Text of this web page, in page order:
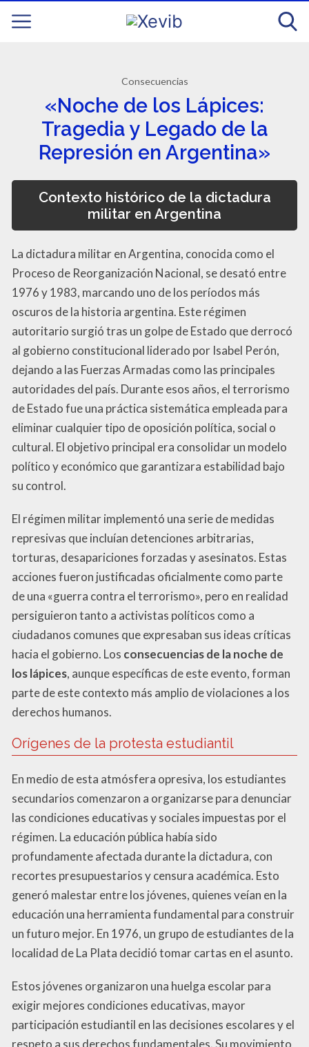
Consecuencias
«Noche de los Lápices:
Tragedia y Legado de la
Represión en Argentina»
Contexto histórico de la dictadura
militar en Argentina
La dictadura militar en Argentina, conocida como el
Proceso de Reorganización Nacional, se desató entre
1976 y 1983, marcando uno de los períodos más
oscuros de la historia argentina. Este régimen
autoritario surgió tras un golpe de Estado que derrocó
al gobierno constitucional liderado por Isabel Perón,
dejando a las Fuerzas Armadas como las principales
autoridades del país. Durante esos años, el terrorismo
de Estado fue una práctica sistemática empleada para
eliminar cualquier tipo de oposición política, social o
cultural. El objetivo principal era consolidar un modelo
político y económico que garantizara estabilidad bajo
su control.
El régimen militar implementó una serie de medidas
represivas que incluían detenciones arbitrarias,
torturas, desapariciones forzadas y asesinatos. Estas
acciones fueron justificadas oficialmente como parte
de una «guerra contra el terrorismo», pero en realidad
persiguieron tanto a activistas políticos como a
ciudadanos comunes que expresaban sus ideas críticas
hacia el gobierno. Los consecuencias de la noche de
los lápices, aunque específicas de este evento, forman
parte de este contexto más amplio de violaciones a los
derechos humanos.
Orígenes de la protesta estudiantil
En medio de esta atmósfera opresiva, los estudiantes
secundarios comenzaron a organizarse para denunciar
las condiciones educativas y sociales impuestas por el
régimen. La educación pública había sido
profundamente afectada durante la dictadura, con
recortes presupuestarios y censura académica. Esto
generó malestar entre los jóvenes, quienes veían en la
educación una herramienta fundamental para construir
un futuro mejor. En 1976, un grupo de estudiantes de la
localidad de La Plata decidió tomar cartas en el asunto.
Estos jóvenes organizaron una huelga escolar para
exigir mejores condiciones educativas, mayor
participación estudiantil en las decisiones escolares y el
respeto a sus derechos fundamentales. Su movimiento